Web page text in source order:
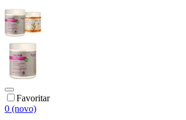
Favoritar
0 (novo)